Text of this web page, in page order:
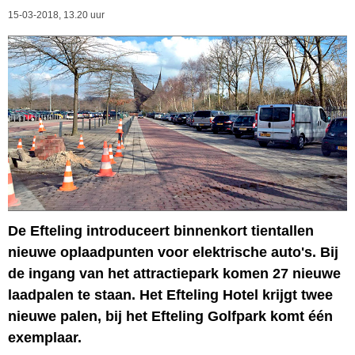
15-03-2018, 13.20 uur
De Efteling introduceert binnenkort tientallen
nieuwe oplaadpunten voor elektrische auto's. Bij
de ingang van het attractiepark komen 27 nieuwe
laadpalen te staan. Het Efteling Hotel krijgt twee
nieuwe palen, bij het Efteling Golfpark komt één
exemplaar.